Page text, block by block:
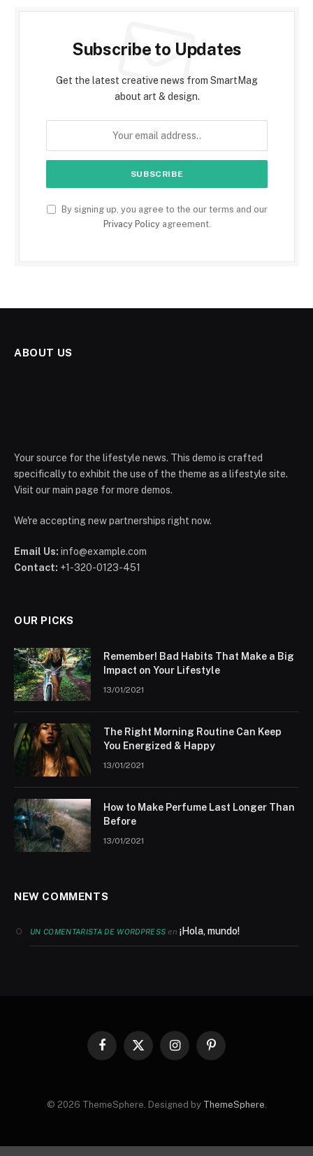
Subscribe to Updates
Get the latest creative news from SmartMag
about art & design.
By signing up, you agree to the our terms and our
Privacy Policyagreement.
ABOUT US
Your source for the lifestyle news. This demo is crafted
specifically to exhibit the use of the theme as a lifestyle site.
Visit our main page for more demos.
We're accepting new partnerships right now.
Email Us: info@example.com
Contact: +1-320-0123-451
OUR PICKS
Remember! Bad Habits That Make a Big
Impact on Your Lifestyle
13/01/2021
The Right Morning Routine Can Keep
You Energized & Happy
13/01/2021
How to Make Perfume Last Longer Than
Before
13/01/2021
NEW COMMENTS
UN COMENTARISTA DE WORDPRESS en¡Hola, mundo!
Facebook
X
InstagramPinterest
© 2026 ThemeSphere. Designed by ThemeSphere